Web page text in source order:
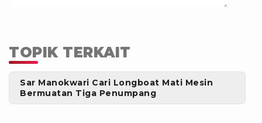
TOPIK TERKAIT
Sar Manokwari Cari Longboat Mati Mesin
Bermuatan Tiga Penumpang